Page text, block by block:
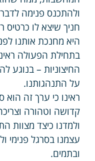
ולהתכנס פנימה
חניך שיצא לו כרטיס
היא מחנכת אותנו
בתחילת הפעולה
החיצוניות – בנוגע
על התנהגותנו.
ראינו כי ערך זה
קדושה וטהורה
ולמדנו כיצד מצוות
עצמנו בסרגל פנימי
ובתמים.